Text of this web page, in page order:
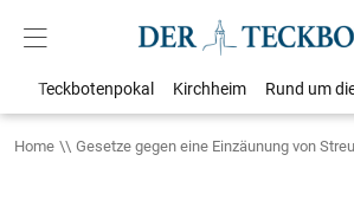
Teckbotenpokal Kirchheim Rund um
Home Gesetze gegen eine Einzäunung von